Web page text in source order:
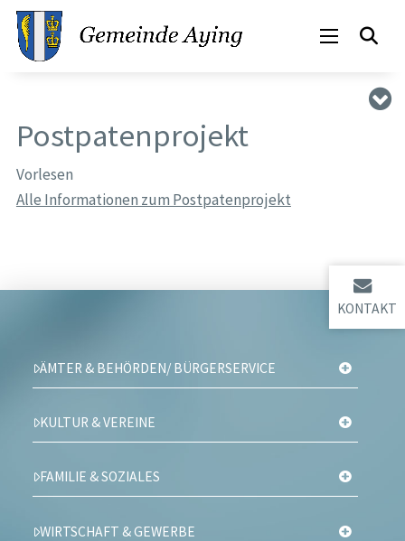
KONTAKT
Postpatenprojekt
Vorlesen
Alle Informationen zum Postpatenprojekt
ÄMTER & BEHÖRDEN/ BÜRGERSERVICE
KULTUR & VEREINE
FAMILIE & SOZIALES
WIRTSCHAFT & GEWERBE